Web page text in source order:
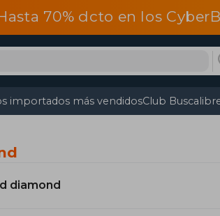
70% dcto en los
importados más vendidosClub
diamond